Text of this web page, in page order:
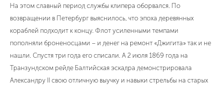
На этом славный период службы клипера оборвался. По
возвращении в Петербург выяснилось, что эпоха деревянных
кораблей подходит к концу. Флот усиленными темпами
пополняли броненосцами – и денег на ремонт «Джигита» так и не
нашли. Спустя три года его списали. А 2 июля 1869 года на
Транзундском рейде Балтийская эскадра демонстрировала
Александру II свою отличную выучку и навыки стрельбы на старых